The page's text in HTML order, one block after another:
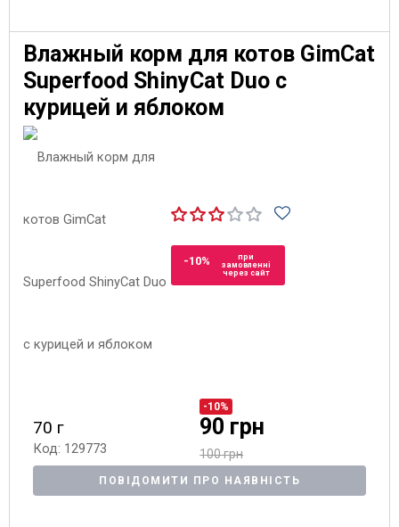
Влажный корм для котов GimCat
Superfood ShinyCat Duo с
курицей и яблоком
-10%
при
замовленні
через сайт
70 г
Код: 129773
-10%
90 грн
100 грн
ПОВІДОМИТИ ПРО НАЯВНІСТЬ